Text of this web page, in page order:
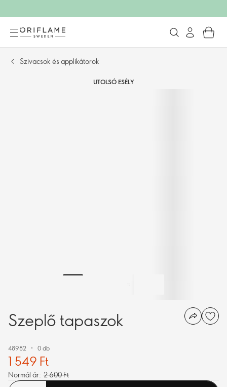
Szivacsok és applikátorok
UTOLSÓ ESÉLY
Szeplő tapaszok
48982 0 db
1 549 Ft
Normál ár: 2 600 Ft